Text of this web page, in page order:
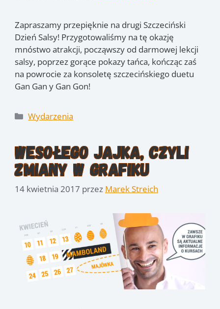
Zapraszamy przepięknie na drugi Szczeciński
Dzień Salsy! Przygotowaliśmy na tę okazję
mnóstwo atrakcji, począwszy od darmowej lekcji
salsy, poprzez gorące pokazy tańca, kończąc zaś
na powrocie za konsoletę szczecińskiego duetu
Gan Gan y Gan Gon!
Kategorie
Wydarzenia
Wesołego Jajka, czyli
zmiany w grafiku
14 kwietnia 2017 przez Marek Streich